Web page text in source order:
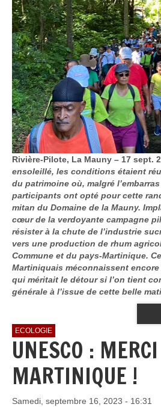
Rivière-Pilote, La Mauny – 17 sept.
ensoleillé, les conditions étaient
du patrimoine où, malgré
participants ont opté pour cette
mitan du Domaine de la Mauny.
cœur de la verdoyante campagne
résister à la chute de l’industrie
vers une production de rhum
Commune et du pays-Martinique.
Martiniquais méconnaissent
qui méritait le détour si l’on tient
générale à l’issue de cette belle
ECOLOGIE
UNESCO :
MARTINIQUE !
Samedi, septembre 16, 2023 - 16:31